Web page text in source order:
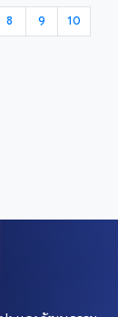
8 9 10